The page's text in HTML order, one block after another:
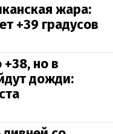
жара:
+39 градусов
но в
дожди: